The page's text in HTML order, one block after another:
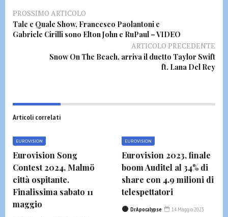
PROSSIMO ARTICOLO
Tale e Quale Show, Francesco Paolantoni e
Gabriele Cirilli sono Elton John e RuPaul – VIDEO
ARTICOLO PRECEDENTE
Snow On The Beach, arriva il duetto Taylor Swift
ft. Lana Del Rey
Articoli correlati
EUROVISION
Eurovision Song
Contest 2024, Malmö
città ospitante.
Finalissima sabato 11
maggio
EUROVISION
Eurovision 2023, finale
boom Auditel al 34% di
share con 4.9 milioni di
telespettatori
DrApocalypse 14 Maggio 2023